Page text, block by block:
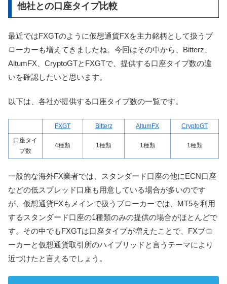
他社との口座タイプ比較
最近ではFXGTのように仮想通貨FXを主力銘柄として扱うブ
ローカーも増えてきましたね。今回はその中から、Bitterz、
AltumFX、CryptoGTとFXGTで、提供する口座タイプ数の違
いを確認したいと思います。
以下は、各社が提供する口座タイプ数の一覧です。
FXGT Bitterz AltumFX
CryptoGT
口座タイ
プ数
4種類 1種類 1種類 1種類
一般的な海外FX業者では、スタンダード口座の他にECN口座
などの低スプレッド口座も用意している場合が多いのです
が、仮想通貨FXもメインで扱うブローカーでは、MT5を利用
するスタンダード口座の1種類のみの提供の場合がほとんどで
す。その中でもFXGTは口座タイプが増えたことで、FXブロ
ーカーと仮想通貨取引所のハイブリッドと言うテーマにより
近づけたと言えるでしょう。